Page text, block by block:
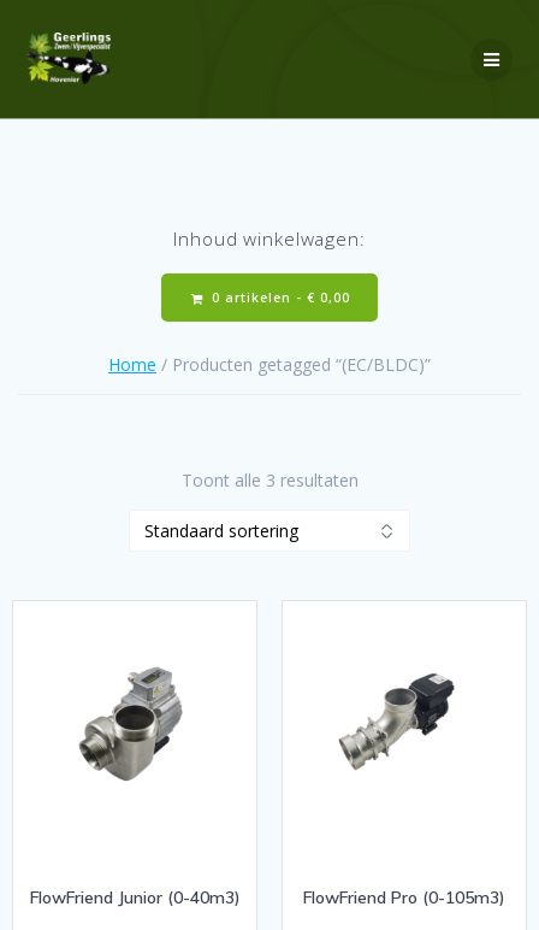
Inhoud winkelwagen:
0 artikelen - € 0,00
Home / Producten getagged “(EC/BLDC)”
Toont alle 3 resultaten
FlowFriend Junior (0-40m3) FlowFriend Pro (0-105m3)